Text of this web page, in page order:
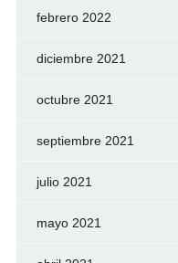
febrero 2022
diciembre 2021
octubre 2021
septiembre 2021
julio 2021
mayo 2021